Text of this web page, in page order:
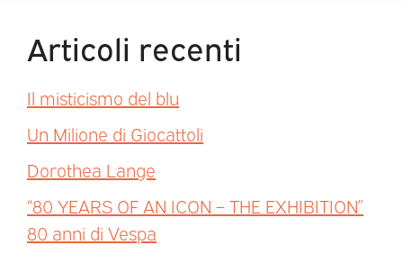
Articoli recenti
Il misticismo del blu
Un Milione di Giocattoli
Dorothea Lange
“80 YEARS OF AN ICON – THE EXHIBITION”
80 anni di Vespa